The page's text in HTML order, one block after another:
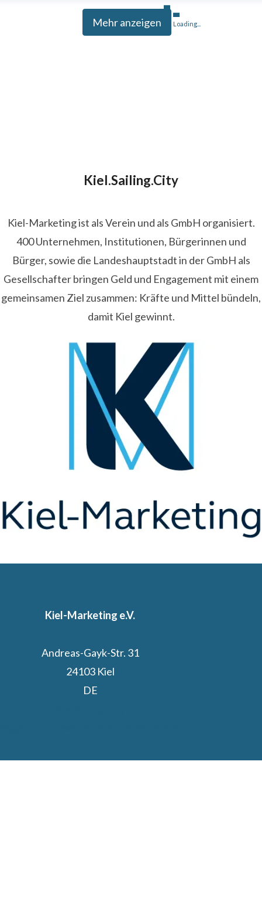
Mehr anzeigen Loading...
Kiel.Sailing.City
Kiel-Marketing ist als Verein und als GmbH organisiert.
400 Unternehmen, Institutionen, Bürgerinnen und
Bürger, sowie die Landeshauptstadt in der GmbH als
Gesellschafter bringen Geld und Engagement mit einem
gemeinsamen Ziel zusammen: Kräfte und Mittel bündeln,
damit Kiel gewinnt.
Kiel-Marketing e.V.
Andreas-Gayk-Str. 31
24103 Kiel
DE